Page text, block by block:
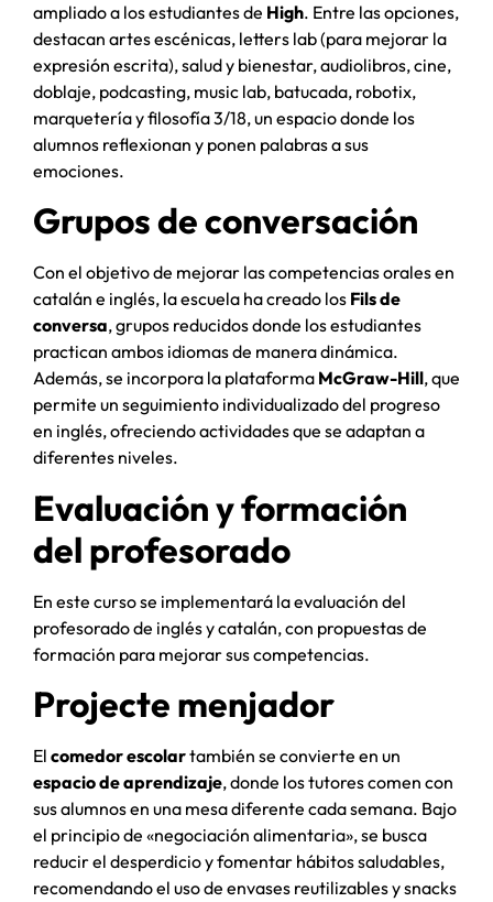
ampliado a los estudiantes de High. Entre las opciones,
destacan artes escénicas, letters lab (para mejorar la
expresión escrita), salud y bienestar, audiolibros, cine,
doblaje, podcasting, music lab, batucada, robotix,
marquetería y filosofía 3/18, un espacio donde los
alumnos reflexionan y ponen palabras a sus
emociones.
Grupos de conversación
Con el objetivo de mejorar las competencias orales en
catalán e inglés, la escuela ha creado los Fils de
conversa, grupos reducidos donde los estudiantes
practican ambos idiomas de manera dinámica.
Además, se incorpora la plataforma McGraw-Hill, que
permite un seguimiento individualizado del progreso
en inglés, ofreciendo actividades que se adaptan a
diferentes niveles.
Evaluación y formación
del profesorado
En este curso se implementará la evaluación del
profesorado de inglés y catalán, con propuestas de
formación para mejorar sus competencias.
Projecte menjador
El comedor escolartambién se convierte en un
espacio de aprendizaje, donde los tutores comen con
sus alumnos en una mesa diferente cada semana. Bajo
el principio de «negociación alimentaria», se busca
reducir el desperdicio y fomentar hábitos saludables,
recomendando el uso de envases reutilizables y snacks